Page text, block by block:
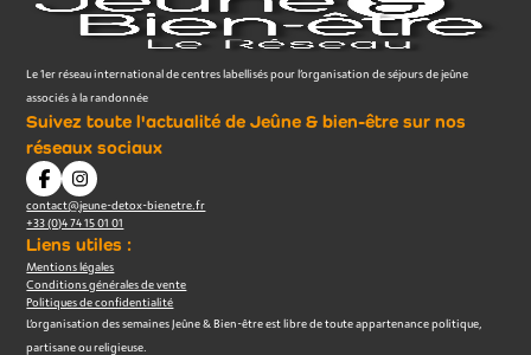
Le 1er réseau international de centres labellisés pour l’organisation de séjours de jeûne
associés à la randonnée
Suivez toute l'actualité de Jeûne & bien-être sur nos
réseaux sociaux
contact@jeune-detox-bienetre.fr
+33 (0)4 74 15 01 01
Liens utiles :
Mentions légales
Conditions générales de vente
Politiques de confidentialité
L’organisation des semaines Jeûne & Bien-être est libre de toute appartenance politique,
partisane ou religieuse.